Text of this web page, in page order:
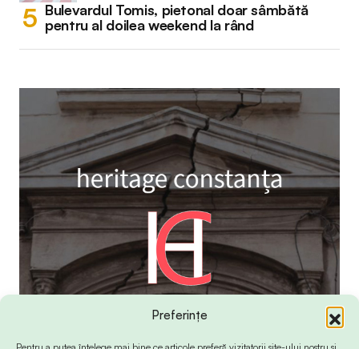
Preferințe
Bulevardul Tomis, pietonal doar sâmbătă
pentru al doilea weekend la rând